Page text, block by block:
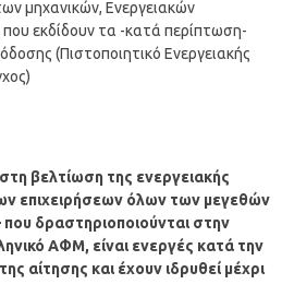
μηχανικών, Ενεργειακών
εκδίδουν τα -κατά περίπτωση-
(Πιστοποιητικό Ενεργειακής
βελτίωση της ενεργειακής
επιχειρήσεων όλων των μεγεθών
που δραστηριοποιούνται στην
ΑΦΜ, είναι ενεργές κατά την
αίτησης και έχουν ιδρυθεί μέχρι